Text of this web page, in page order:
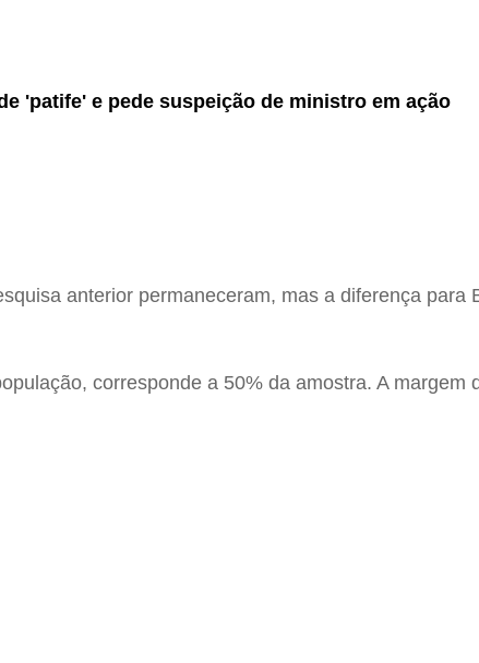
'patife' e pede suspeição de ministro em ação
anterior permaneceram, mas a diferença para
corresponde a 50% da amostra. A margem